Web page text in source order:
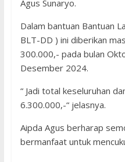
Agus Sunaryo.
Dalam bantuan Bantuan
BLT-DD ) ini diberikan
300.000,- pada bulan
Desember 2024.
“ Jadi total keseluruhan
6.300.000,-“ jelasnya.
Aipda Agus berharap
bermanfaat untuk